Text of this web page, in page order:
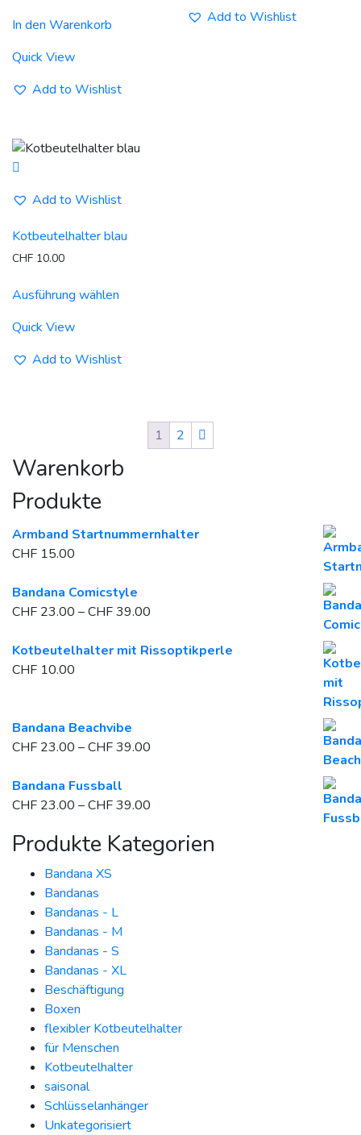
In den Warenkorb
Quick View
Add to Wishlist
Varianten
Add to Wishlist
Add to Wishlist
Kotbeutelhalter blau
CHF 10.00
Ausführung wählen
Varianten
können
der
werden
Quick View
Add to Wishlist
1 2
Warenkorb
Produkte
Armband Startnummernhalter
CHF 15.00
Bandana Comicstyle
CHF 23.00 –CHF39.00
bis
Kotbeutelhalter mit Rissoptikperle
CHF 10.00
Bandana Beachvibe
CHF 23.00 –CHF39.00
Bandana Fussball
CHF 23.00 –CHF39.00
bis
Produkte Kategorien
Bandana XS
Bandanas
Bandanas - L
Bandanas - M
Bandanas - S
Bandanas - XL
Beschäftigung
Boxen
flexibler Kotbeutelhalter
für Menschen
Kotbeutelhalter
saisonal
Schlüsselanhänger
Unkategorisiert